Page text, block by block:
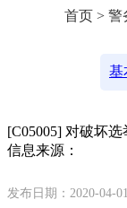
首页 > 警
基
[C05005] 对破坏
信息来源：
发布日期：2020-04-01